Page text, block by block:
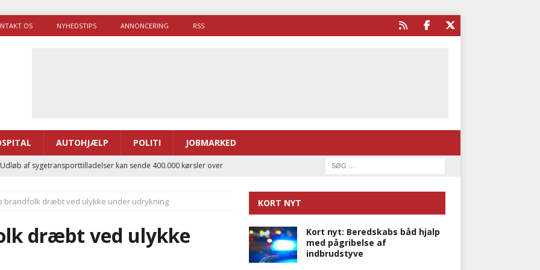
OS NYHEDSTIPS ANNONCERING RSS
AUTOHJÆLP POLITI JOBMARKED
af sygetransporttilladelser kan sende 400.000 kørsler over
og el-sygetransportvogn til Samsø
PRÆHOSPITAL
brugte lidt længere tid på at komme af sted i 2025
brandfolk dræbt ved ulykke under udrykning
dræbt ved ulykke
KORT NYT
Kort nyt: Beredskabs båd hjalp
med pågribelse af
indbrudstyve